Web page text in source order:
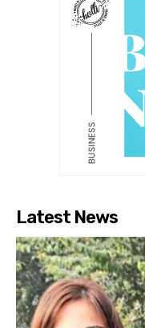
Latest News